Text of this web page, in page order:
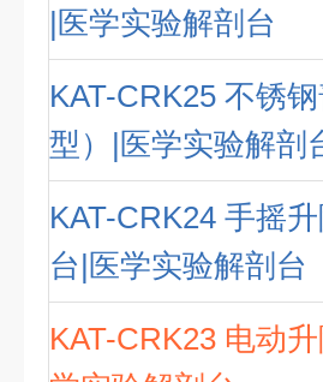
|医学实验解剖台
KAT-CRK25 不锈
型）|医学实验解剖
KAT-CRK24 手摇
台|医学实验解剖台
KAT-CRK23 电动